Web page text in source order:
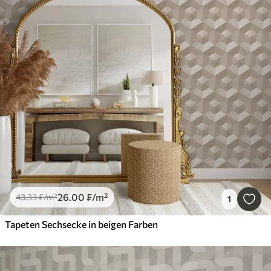
43.33₣/m²26.00 ₣/m² 1
Tapeten Sechsecke in beigen Farben